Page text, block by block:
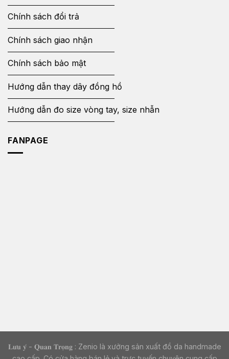
Chính sách đổi trả
Chính sách giao nhận
Chính sách bảo mật
Hướng dẫn thay dây đồng hồ
Hướng dẫn đo size vòng tay, size nhẫn
FANPAGE
𝐋𝐮̛𝐮 𝐲́ - 𝐐𝐮𝐚𝐧 𝐓𝐫𝐨̣𝐧𝐠 : Zenio là xưởng sản xuất đồ da handmade